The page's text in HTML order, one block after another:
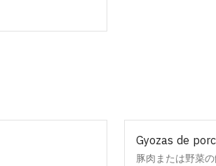
Gyozas de
豚肉または野菜